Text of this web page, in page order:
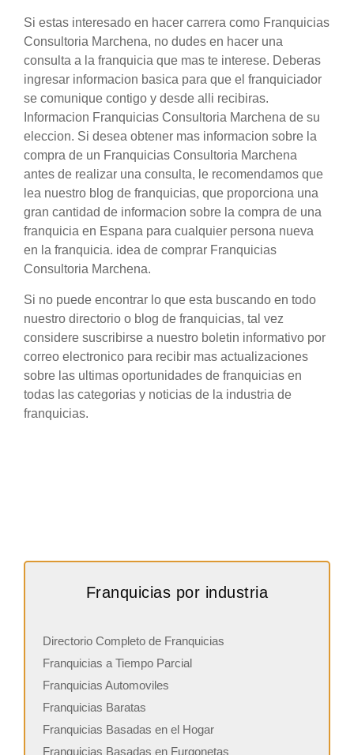
Si estas interesado en hacer carrera como Franquicias
Consultoria Marchena, no dudes en hacer una
consulta a la franquicia que mas te interese. Deberas
ingresar informacion basica para que el franquiciador
se comunique contigo y desde alli recibiras.
Informacion Franquicias Consultoria Marchena de su
eleccion. Si desea obtener mas informacion sobre la
compra de un Franquicias Consultoria Marchena
antes de realizar una consulta, le recomendamos que
lea nuestro blog de franquicias, que proporciona una
gran cantidad de informacion sobre la compra de una
franquicia en Espana para cualquier persona nueva
en la franquicia. idea de comprar Franquicias
Consultoria Marchena.
Si no puede encontrar lo que esta buscando en todo
nuestro directorio o blog de franquicias, tal vez
considere suscribirse a nuestro boletin informativo por
correo electronico para recibir mas actualizaciones
sobre las ultimas oportunidades de franquicias en
todas las categorias y noticias de la industria de
franquicias.
Franquicias por industria
Directorio Completo de Franquicias
Franquicias a Tiempo Parcial
Franquicias Automoviles
Franquicias Baratas
Franquicias Basadas en el Hogar
Franquicias Basadas en Furgonetas